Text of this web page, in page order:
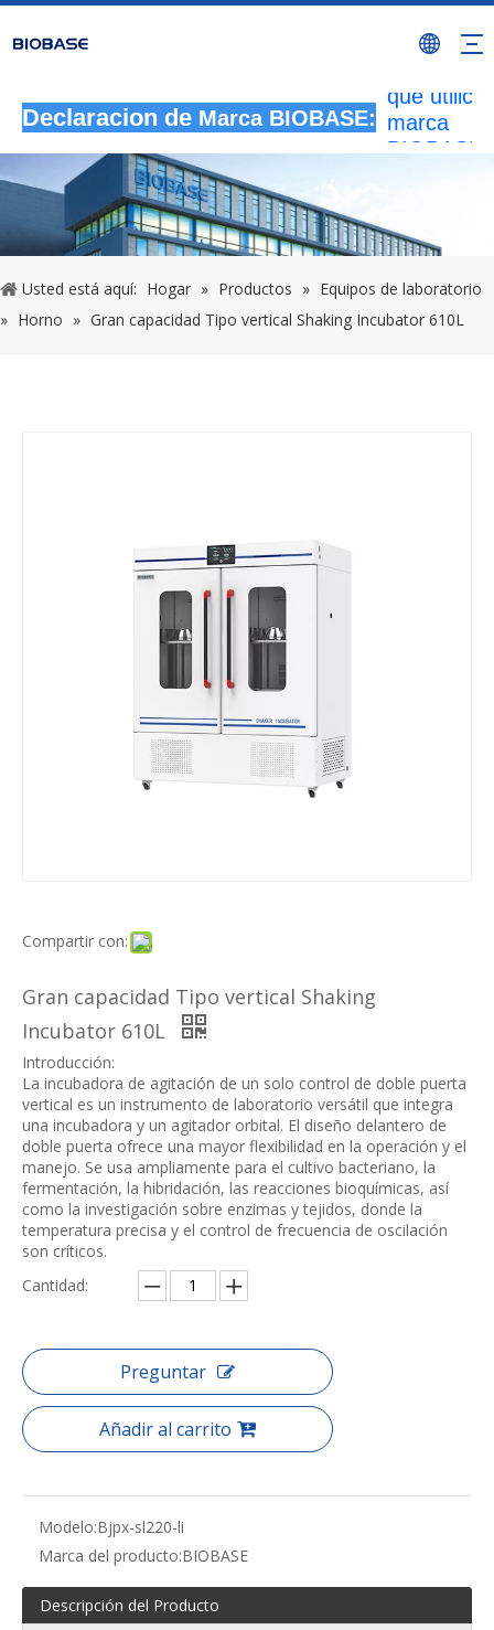
Declaracion de Marca BIOBASE:
Todas las
que
marca
BIOBASE
legal.
Usted está aquí: Hogar » Productos » Equipos de laboratorio
» Horno » Gran capacidad Tipo vertical Shaking Incubator 610L
Compartir con:
Gran capacidad Tipo vertical Shaking
Incubator 610L
Introducción:
La incubadora de agitación de un solo control de doble puerta
vertical es un instrumento de laboratorio versátil que integra
una incubadora y un agitador orbital. El diseño delantero de
doble puerta ofrece una mayor flexibilidad en la operación y el
manejo. Se usa ampliamente para el cultivo bacteriano, la
fermentación, la hibridación, las reacciones bioquímicas, así
como la investigación sobre enzimas y tejidos, donde la
temperatura precisa y el control de frecuencia de oscilación
son críticos.
Cantidad:
Preguntar
Añadir al carrito
Modelo:Bjpx-sl220-li
Marca del producto:BIOBASE
Descripción del Producto